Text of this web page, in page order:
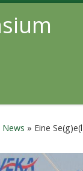
News » Eine